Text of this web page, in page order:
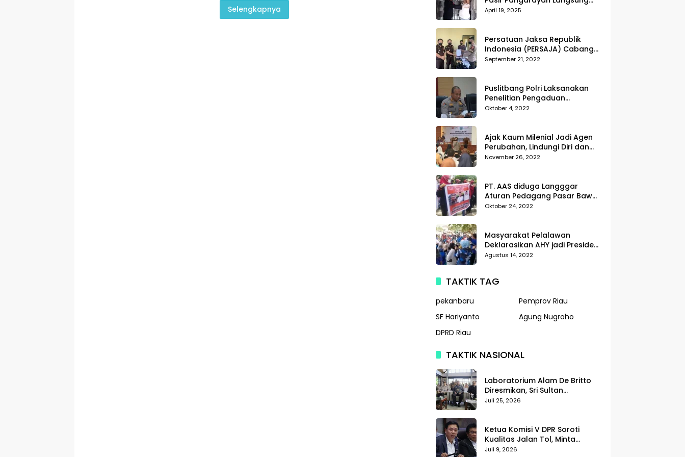
Selengkapnya
Musnahkan Hasil Temuan
April 19, 2025
Persatuan Jaksa Republik
Indonesia (PERSAJA) Cabang
Kejaksaan Negeri Tanggamus
September 21, 2022
Puslitbang Polri Laksanakan
Penelitian Pengaduan
Masyarakat (Dumas) Guna
Oktober 4, 2022
Ajak Kaum Milenial Jadi Agen
Perubahan, Lindungi Diri dan
Sekitar dari Kekerasan
November 26, 2022
PT. AAS diduga Langggar
Aturan Pedagang Pasar Bawah
Geruduk Kantor DPRD
Oktober 24, 2022
Masyarakat Pelalawan
Deklarasikan AHY jadi Presiden
dalam Gerak Jalan Santai
Agustus 14, 2022
TAKTIK TAG
pekanbaru
Pemprov Riau
SF Hariyanto
Agung Nugroho
DPRD Riau
TAKTIK NASIONAL
Laboratorium Alam De Britto
Diresmikan, Sri Sultan
Tegaskan Pendidikan Harus
Juli 25, 2026
Ketua Komisi V DPR Soroti
Kualitas Jalan Tol, Minta
Standar Pelayanan Diperketat
Juli 9, 2026